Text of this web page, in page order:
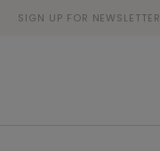
SIGN UP FOR NEWSLETTER